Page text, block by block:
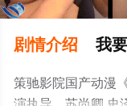
剧情介绍 我
策驰影院国产动漫